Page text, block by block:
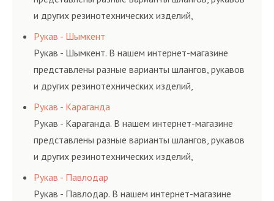
и других резинотехнических изделий,
соответствующих ГОСТам, техническим условиям
и нормативам.
Рукав - Шымкент
Рукав - Шымкент. В нашем интернет-магазине
представлены разные варианты шлангов, рукавов
и других резинотехнических изделий,
соответствующих ГОСТам, техническим условиям
и нормативам.
Рукав - Караганда
Рукав - Караганда. В нашем интернет-магазине
представлены разные варианты шлангов, рукавов
и других резинотехнических изделий,
соответствующих ГОСТам, техническим условиям
и нормативам.
Рукав - Павлодар
Рукав - Павлодар. В нашем интернет-магазине